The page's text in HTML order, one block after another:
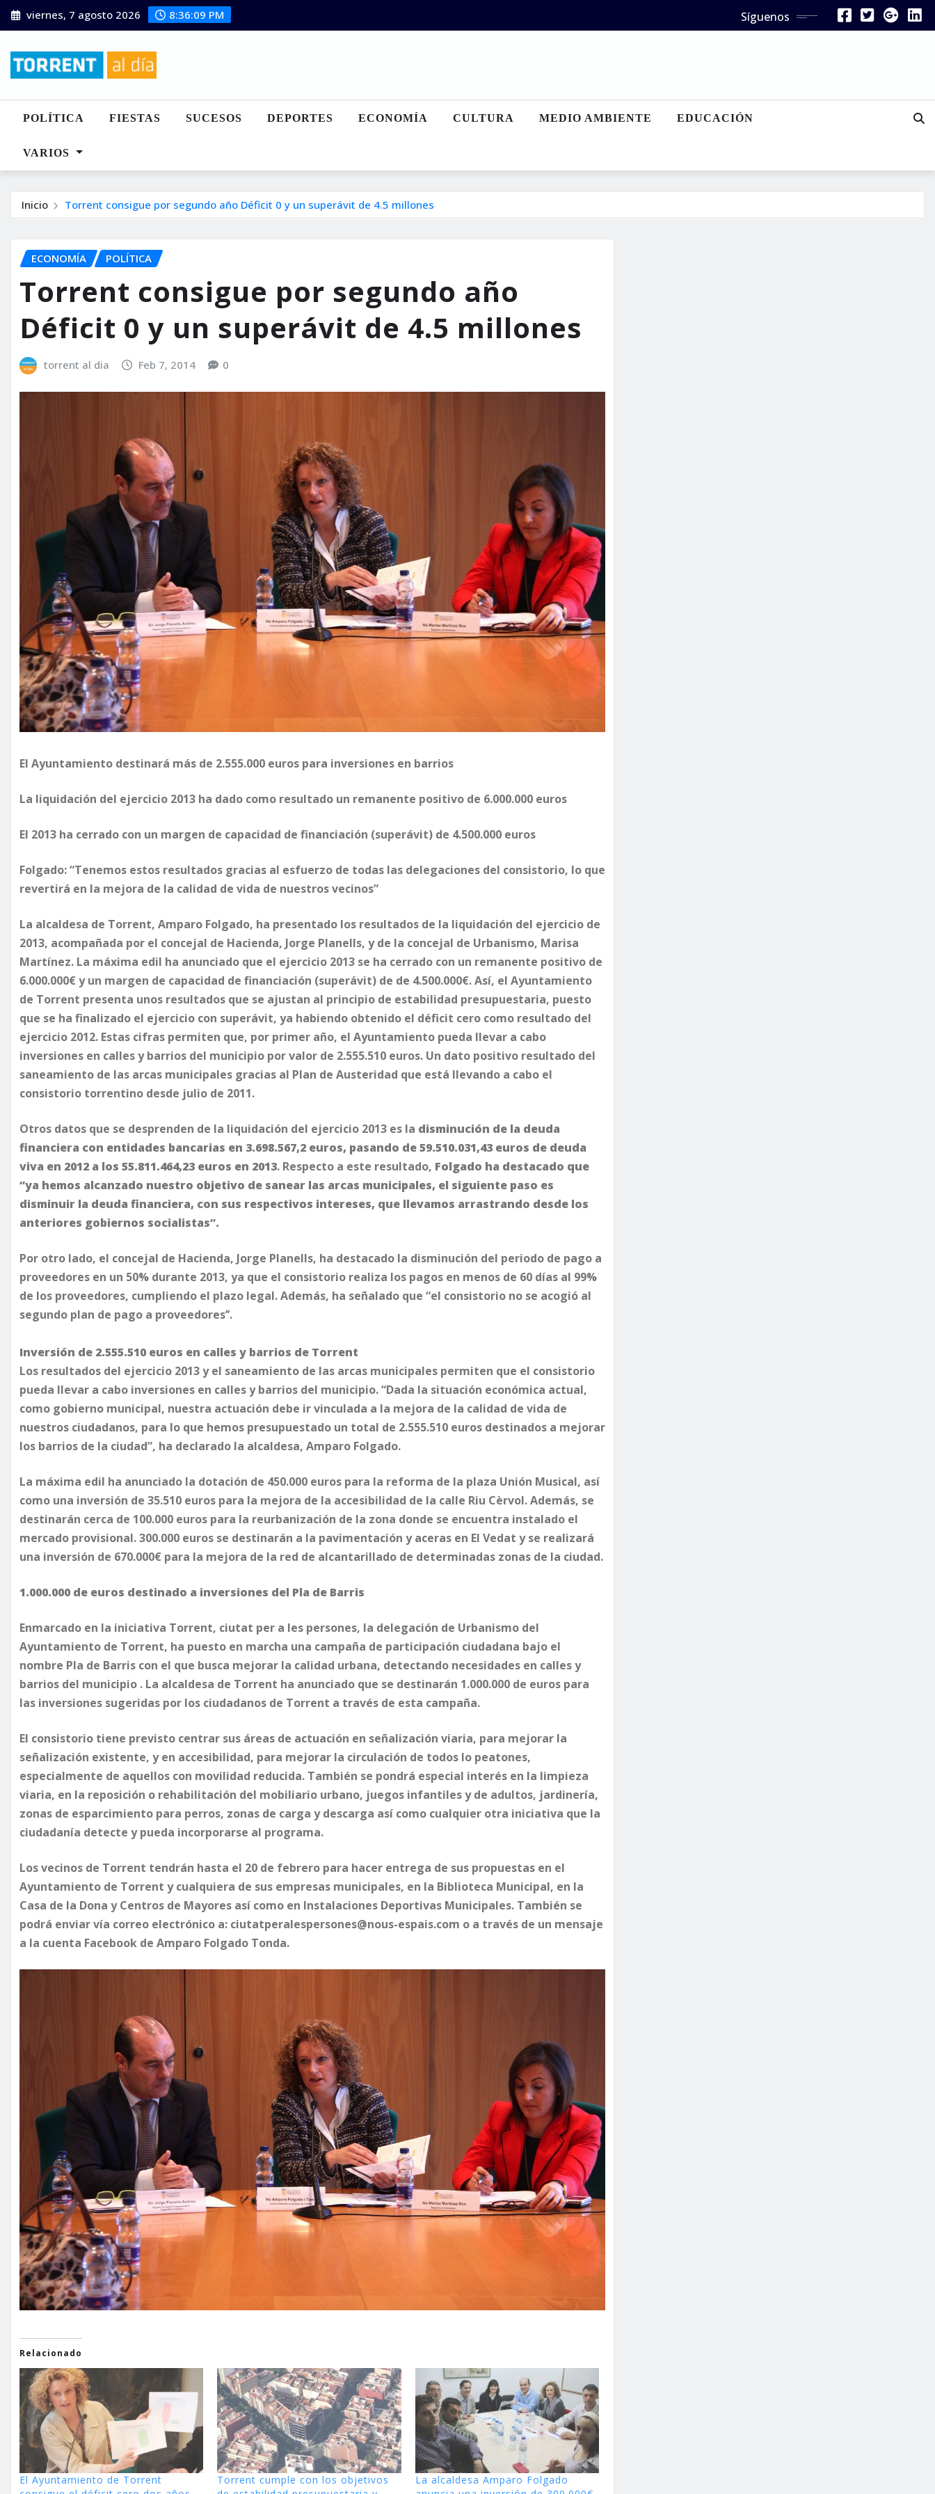
Saltar
al
viernes, 7 agosto 2026 8:36:11 PM Síguenos
POLÍTICA FIESTAS SUCESOS DEPORTES ECONOMÍA CULTURA MEDIO AMBIENTE EDUCACIÓN
VARIOS
Inicio Torrent consigue por segundo año Déficit 0 y un superávit de 4.5 millones
ECONOMÍA POLÍTICA
Torrent consigue por segundo año
Déficit 0 y un superávit de 4.5 millones
torrent al dia Feb 7, 2014 0
El Ayuntamiento destinará más de 2.555.000 euros para inversiones en barrios
La liquidación del ejercicio 2013 ha dado como resultado un remanente positivo de 6.000.000 euros
El 2013 ha cerrado con un margen de capacidad de financiación (superávit) de 4.500.000 euros
Folgado: “Tenemos estos resultados gracias al esfuerzo de todas las delegaciones del consistorio, lo que
revertirá en la mejora de la calidad de vida de nuestros vecinos”
La alcaldesa de Torrent, Amparo Folgado, ha presentado los resultados de la liquidación del ejercicio de
2013, acompañada por el concejal de Hacienda, Jorge Planells, y de la concejal de Urbanismo, Marisa
Martínez. La máxima edil ha anunciado que el ejercicio 2013 se ha cerrado con un remanente positivo de
6.000.000€ y un margen de capacidad de financiación (superávit) de de 4.500.000€. Así, el Ayuntamiento
de Torrent presenta unos resultados que se ajustan al principio de estabilidad presupuestaria, puesto
que se ha finalizado el ejercicio con superávit, ya habiendo obtenido el déficit cero como resultado del
ejercicio 2012. Estas cifras permiten que, por primer año, el Ayuntamiento pueda llevar a cabo
inversiones en calles y barrios del municipio por valor de 2.555.510 euros. Un dato positivo resultado del
saneamiento de las arcas municipales gracias al Plan de Austeridad que está llevando a cabo el
consistorio torrentino desde julio de 2011.
Otros datos que se desprenden de la liquidación del ejercicio 2013 es la disminución de la deuda
financiera con entidades bancarias en 3.698.567,2 euros, pasando de 59.510.031,43 euros de deuda
viva en 2012 a los 55.811.464,23 euros en 2013. Respecto a este resultado, Folgado ha destacado que
‘’ya hemos alcanzado nuestro objetivo de sanear las arcas municipales, el siguiente paso es
disminuir la deuda financiera, con sus respectivos intereses, que llevamos arrastrando desde los
anteriores gobiernos socialistas’’.
Por otro lado, el concejal de Hacienda, Jorge Planells, ha destacado la disminución del periodo de pago a
proveedores en un 50% durante 2013, ya que el consistorio realiza los pagos en menos de 60 días al 99%
de los proveedores, cumpliendo el plazo legal. Además, ha señalado que “el consistorio no se acogió al
segundo plan de pago a proveedores’’.
Inversión de 2.555.510 euros en calles y barrios de Torrent
Los resultados del ejercicio 2013 y el saneamiento de las arcas municipales permiten que el consistorio
pueda llevar a cabo inversiones en calles y barrios del municipio. “Dada la situación económica actual,
como gobierno municipal, nuestra actuación debe ir vinculada a la mejora de la calidad de vida de
nuestros ciudadanos, para lo que hemos presupuestado un total de 2.555.510 euros destinados a mejorar
los barrios de la ciudad”, ha declarado la alcaldesa, Amparo Folgado.
​La máxima edil ha anunciado la dotación de 450.000 euros para la reforma de la plaza Unión Musical, así
como una inversión de 35.510 euros para la mejora de la accesibilidad de la calle Riu Cèrvol. Además, se
destinarán cerca de 100.000 euros para la reurbanización de la zona donde se encuentra instalado el
mercado provisional. 300.000 euros se destinarán a la pavimentación y aceras en El Vedat y se realizará
una inversión de 670.000€ para la mejora de la red de alcantarillado de determinadas zonas de la ciudad.
1.000.000 de euros destinado a inversiones del Pla de Barris
Enmarcado en la iniciativa Torrent, ciutat per a les persones, la delegación de Urbanismo del
Ayuntamiento de Torrent, ha puesto en marcha una campaña de participación ciudadana bajo el
nombre Pla de Barris con el que busca mejorar la calidad urbana, detectando necesidades en calles y
barrios del municipio . La alcaldesa de Torrent ha anunciado que se destinarán 1.000.000 de euros para
las inversiones sugeridas por los ciudadanos de Torrent a través de esta campaña.
El consistorio tiene previsto centrar sus áreas de actuación en señalización viaria, para mejorar la
señalización existente, y en accesibilidad, para mejorar la circulación de todos lo peatones,
especialmente de aquellos con movilidad reducida. También se pondrá especial interés en la limpieza
viaria, en la reposición o rehabilitación del mobiliario urbano, juegos infantiles y de adultos, jardinería,
zonas de esparcimiento para perros, zonas de carga y descarga así como cualquier otra iniciativa que la
ciudadanía detecte y pueda incorporarse al programa.
Los vecinos de Torrent tendrán hasta el 20 de febrero para hacer entrega de sus propuestas en el
Ayuntamiento de Torrent y cualquiera de sus empresas municipales, en la Biblioteca Municipal, en la
Casa de la Dona y Centros de Mayores así como en Instalaciones Deportivas Municipales. También se
podrá enviar vía correo electrónico a: ciutatperalespersones@nous-espais.com o a través de un mensaje
a la cuenta Facebook de Amparo Folgado Tonda.
Relacionado
El Ayuntamiento de Torrent
Torrent cumple con los objetivos
La alcaldesa Amparo Folgado